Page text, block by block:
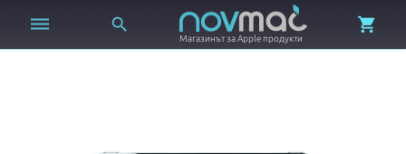
 
Магазинът за Apple продукти
